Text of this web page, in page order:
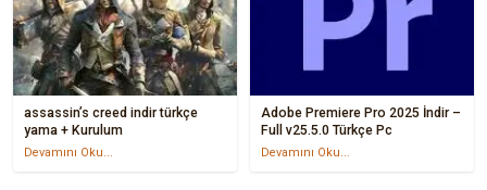
assassin’s creed indir türkçe
yama + Kurulum
Devamını Oku...
Adobe Premiere Pro 2025 İndir –
Full v25.5.0 Türkçe Pc
Devamını Oku...